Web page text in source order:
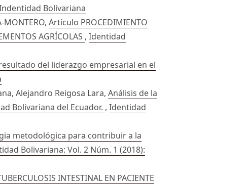
Bolivariana
MONTERO,Artículo PROCEDIMIENTO
AGRÍCOLAS ,Identidad
del liderazgo empresarial en el
Alejandro Reigosa Lara,Análisis de la
Bolivariana del Ecuador. ,Identidad
metodológica para contribuir a la
Bolivariana: Vol. 2 Núm. 1 (2018):
INTESTINAL EN PACIENTE